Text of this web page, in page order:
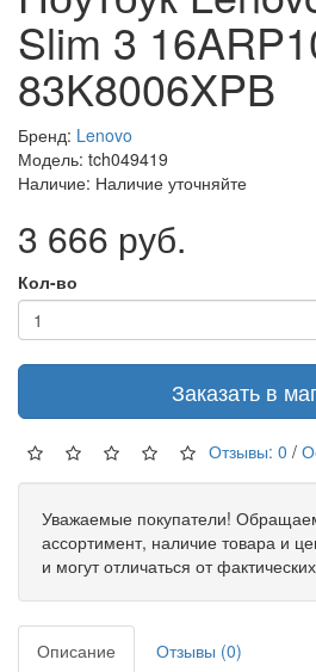
Slim 3
83K8006XPB
Бренд: Lenovo
Модель: tch049419
Наличие: Наличие уточняйте
3 666 руб.
Кол-во
Заказать в
Отзывы: 0 /
Уважаемые покупатели!
ассортимент, наличие товара и
и могут отличаться от
Описание
Отзывы (0)